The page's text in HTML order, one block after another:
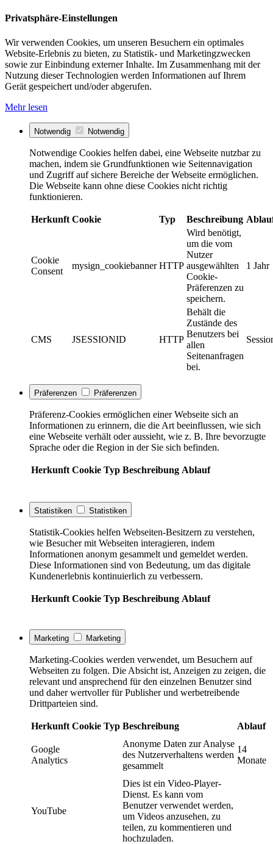
Privatsphäre-Einstellungen
Wir verwenden Cookies, um unseren Besuchern ein optimales
Website-Erlebnis zu bieten, zu Statistik- und Marketingzwecken
sowie zur Einbindung externer Inhalte. Im Zusammenhang mit der
Nutzung dieser Technologien werden Informationen auf Ihrem
Gerät gespeichert und/oder abgerufen.
Mehr lesen
Notwendig Notwendig
Notwendige Cookies helfen dabei, eine Webseite nutzbar zu
machen, indem sie Grundfunktionen wie Seitennavigation
und Zugriff auf sichere Bereiche der Webseite ermöglichen.
Die Webseite kann ohne diese Cookies nicht richtig
funktionieren.
Herkunft Cookie Typ Beschreibung
Cookie
Consent
mysign_cookiebanner HTTP
Wird benötigt,
um die vom
Nutzer
ausgewählten
Cookie-
Präferenzen zu
speichern.
1 Jahr
CMS JSESSIONID HTTP
Behält die
Zustände des
Benutzers bei
allen
Seitenanfragen
bei.
Präferenzen Präferenzen
Präferenz-Cookies ermöglichen einer Webseite sich an
Informationen zu erinnern, die die Art beeinflussen, wie sich
eine Webseite verhält oder aussieht, wie z. B. Ihre bevorzugte
Sprache oder die Region in der Sie sich befinden.
Herkunft Cookie Typ Beschreibung Ablauf
Statistiken Statistiken
Statistik-Cookies helfen Webseiten-Besitzern zu verstehen,
wie Besucher mit Webseiten interagieren, indem
Informationen anonym gesammelt und gemeldet werden.
Diese Informationen sind von Bedeutung, um das digitale
Kundenerlebnis kontinuierlich zu verbessern.
Herkunft Cookie Typ Beschreibung Ablauf
Marketing Marketing
Marketing-Cookies werden verwendet, um Besuchern auf
Webseiten zu folgen. Die Absicht ist, Anzeigen zu zeigen, die
relevant und ansprechend für den einzelnen Benutzer sind
und daher wertvoller für Publisher und werbetreibende
Drittparteien sind.
Herkunft Cookie Typ Beschreibung Ablauf
Google
Analytics
Anonyme Daten zur Analyse
des Nutzerverhaltens werden
gesammelt
14
Monate
YouTube
Dies ist ein Video-Player-
Dienst. Es kann vom
Benutzer verwendet werden,
um Videos anzusehen, zu
teilen, zu kommentieren und
hochzuladen.